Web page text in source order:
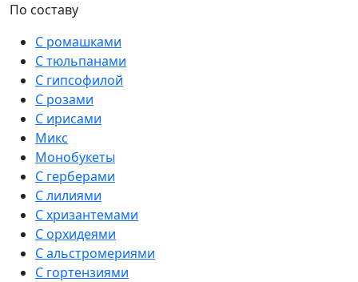
По составу
С ромашками
С тюльпанами
С гипсофилой
С розами
С ирисами
Микс
Монобукеты
С герберами
С лилиями
С хризантемами
С орхидеями
С альстромериями
С гортензиями